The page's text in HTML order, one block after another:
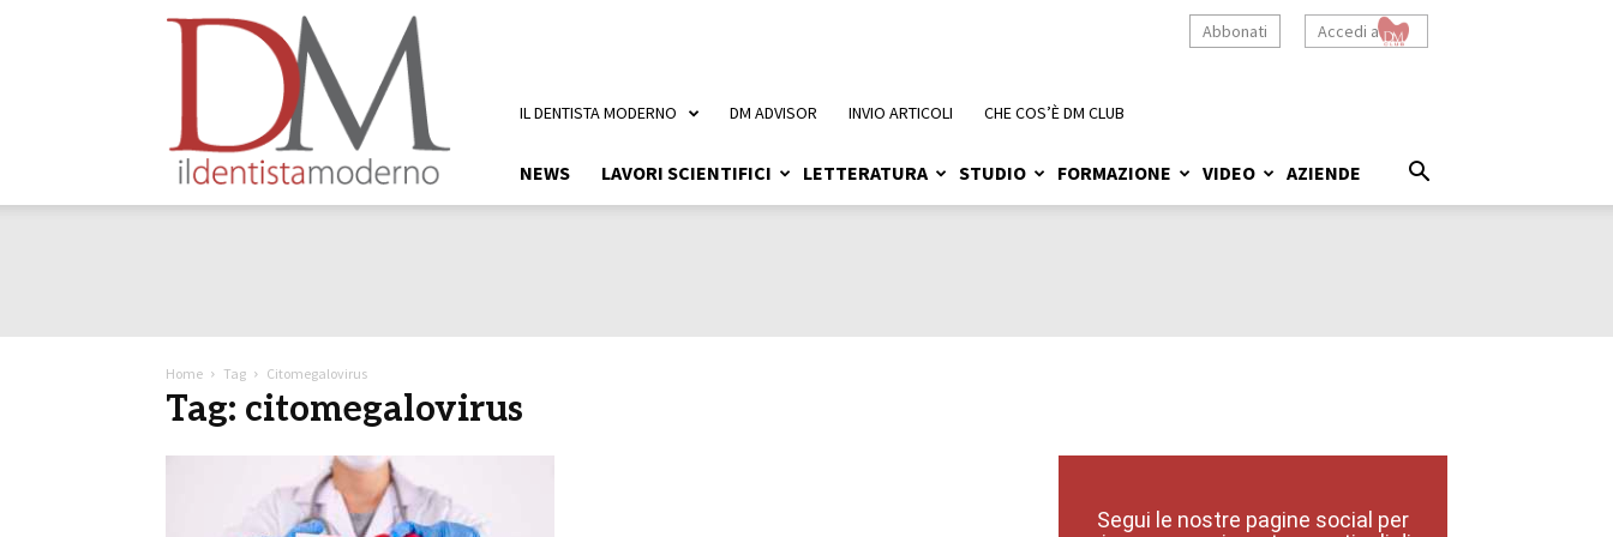
Accedi a
Abbonati
NEWS LAVORI SCIENTIFICI LETTERATURA STUDIO FORMAZIONE VIDEO AZIENDE
IL DENTISTA MODERNO DM ADVISOR INVIO ARTICOLI CHE COS’È DM CLUB
Home Tag Citomegalovirus
Tag: citomegalovirus
Segui le nostre pagine social per